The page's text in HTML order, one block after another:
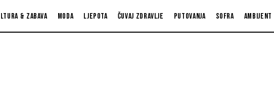
& zabava Moda Ljepota Čuvaj zdravlje Putovanja Sofra Ambijent